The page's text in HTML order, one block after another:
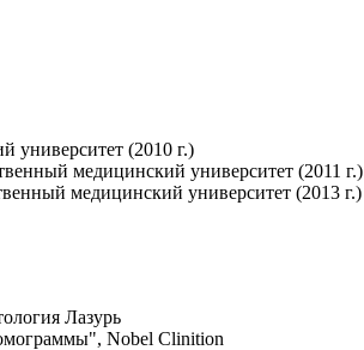
университет (2010 г.)
медицинский университет (2011 г.)
медицинский университет (2013 г.)
Лазурь
Nobel Clinition